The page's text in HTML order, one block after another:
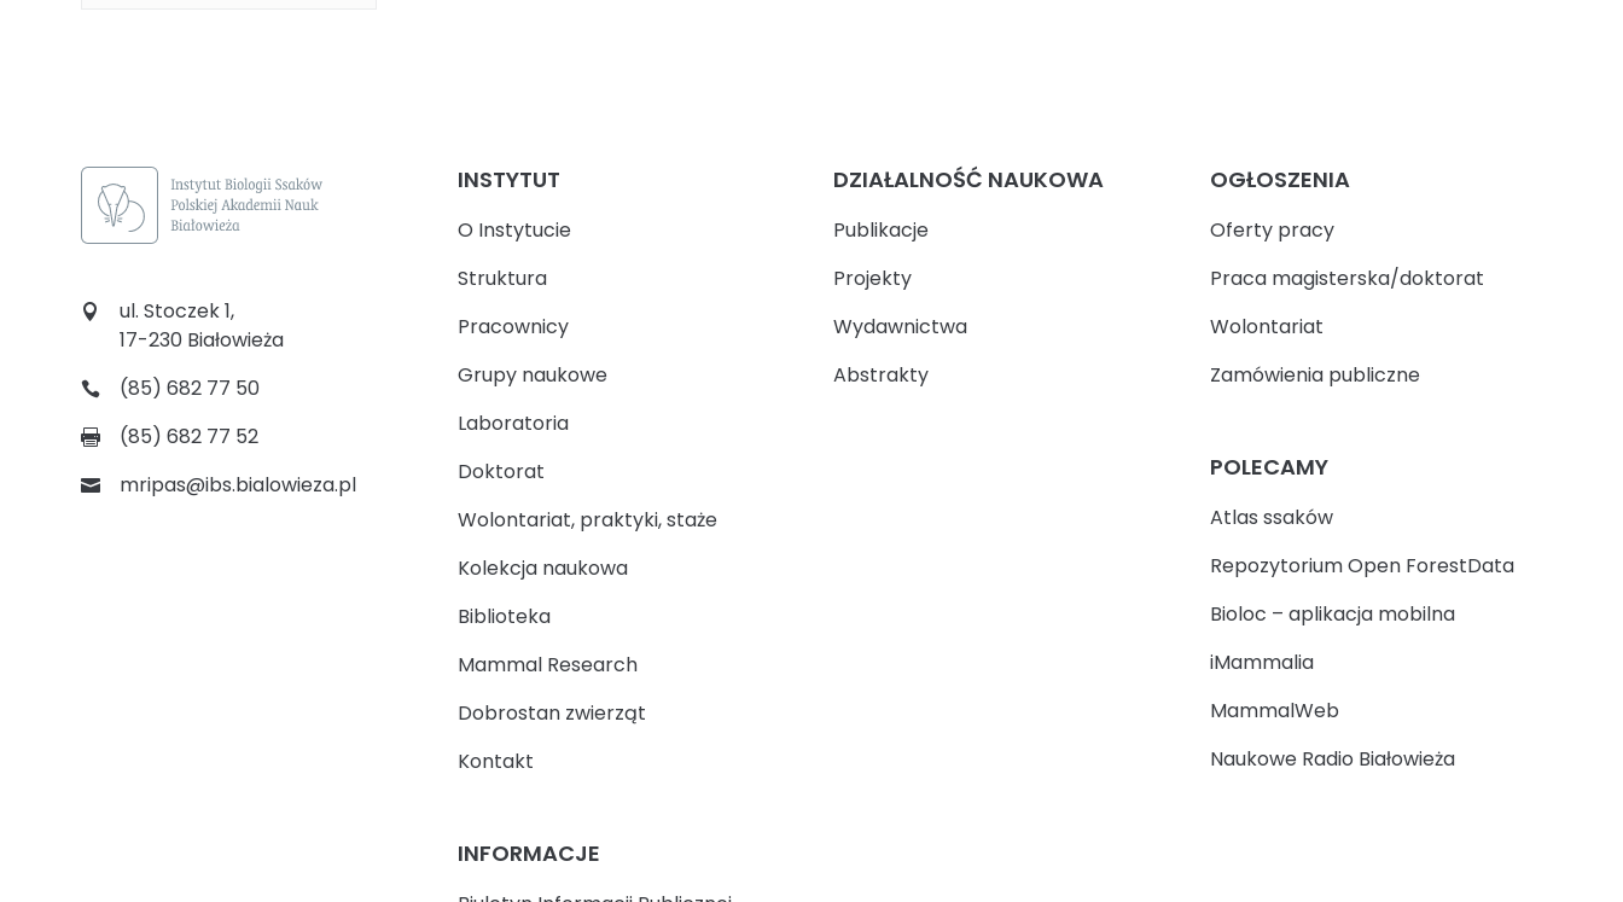
ul. Stoczek 1,
17-230 Białowieża
(85) 682 77 50
(85) 682 77 52
mripas@ibs.bialowieza.pl
INSTYTUT
O Instytucie
Struktura
Pracownicy
Grupy naukowe
Laboratoria
Doktorat
Wolontariat, praktyki, staże
Kolekcja naukowa
Biblioteka
Mammal Research
Dobrostan zwierząt
Kontakt
INFORMACJE
DZIAŁALNOŚĆ NAUKOWA
Publikacje
Projekty
Wydawnictwa
Abstrakty
OGŁOSZENIA
Oferty pracy
Praca magisterska/doktorat
Wolontariat
Zamówienia publiczne
POLECAMY
Atlas ssaków
Repozytorium Open ForestData
Bioloc – aplikacja mobilna
iMammalia
MammalWeb
Naukowe Radio Białowieża